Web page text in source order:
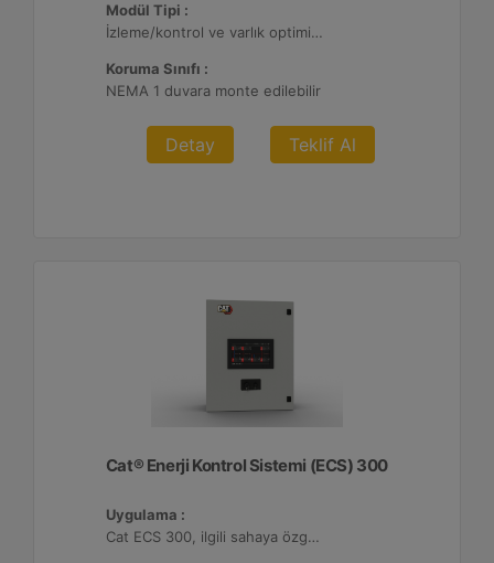
Modül Tipi :
İzleme/kontrol ve varlık optimizasyonu, 32 adede kadar Dağıtılmış Enerji Kaynağı (DER) ile yapılandırılabilir.
Koruma Sınıfı :
NEMA 1 duvara monte edilebilir
Detay Teklif Al
Cat® Enerji Kontrol Sistemi (ECS) 300
Uygulama :
Cat ECS 300, ilgili sahaya özgü varlık gereksinimlerini karşılayacak şekilde yapılandırılabildiği çeşitli mikro şebekelerde kullanılmaktadır.